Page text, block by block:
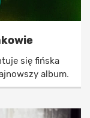
się fińska
album.